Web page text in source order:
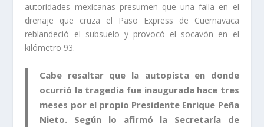
autoridades mexicanas presumen que una falla en el
drenaje que cruza el Paso Express de Cuernavaca
reblandeció el subsuelo y provocó el socavón en el
kilómetro 93.
Cabe resaltar que la autopista en donde
ocurrió la tragedia fue inaugurada hace tres
meses por el propio Presidente Enrique Peña
Nieto. Según lo afirmó la Secretaría de